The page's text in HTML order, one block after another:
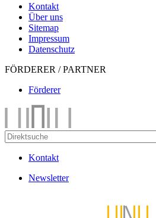
Kontakt
Über uns
Sitemap
Impressum
Datenschutz
FÖRDERER / PARTNER
Förderer
Kontakt
Newsletter